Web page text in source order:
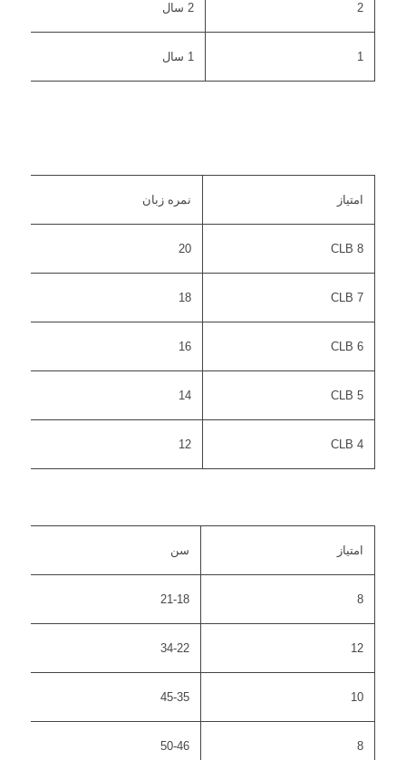
2 2 سال
1 1 سال
امتیاز نمره زبان
CLB 8
20
CLB 7
18
CLB 6
16
CLB 5
14
CLB 4
12
امتیاز سن
8
21-18
12
34-22
10
45-35
8
50-46